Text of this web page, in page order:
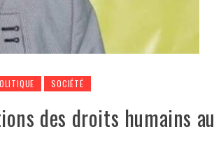
SOCIÉTÉ
des droits humains au